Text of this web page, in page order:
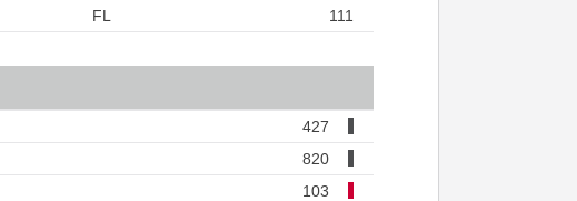
FL 111
427
820
103